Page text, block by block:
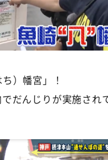
ち）幡宮」！
だんじりが実施され